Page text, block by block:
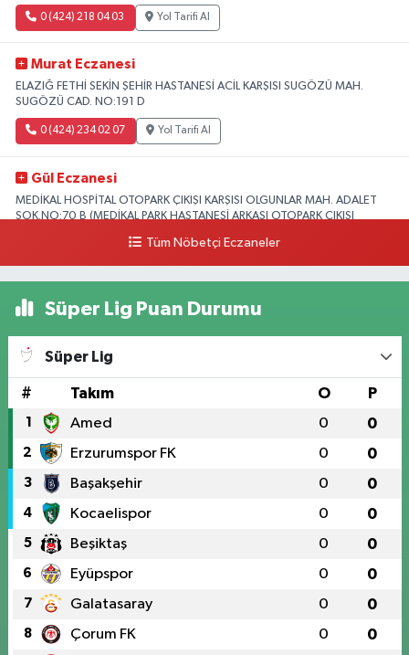
0 (424) 218 04 03 Yol Tarifi Al
Murat Eczanesi
ELAZIĞ FETHİ SEKİN ŞEHİR HASTANESİ ACİL KARŞISI SUGÖZÜ MAH.
SUGÖZÜ CAD. NO:191 D
0 (424) 234 02 07 Yol Tarifi Al
Gül Eczanesi
MEDİKAL HOSPİTAL OTOPARK ÇIKIŞI KARŞISI OLGUNLAR MAH. ADALET
SOK.NO:70 B (MEDİKAL PARK HASTANESİ ARKASI OTOPARK ÇIKIŞI
Yıldız Eczanesi
Üniversite Mah.Yunus Emre Bulvarı No:2 A
Tüm Nöbetçi Eczaneler
Süper Lig Puan Durumu
Süper Lig
# Takım O P
1 Amed 0 0
2 Erzurumspor FK 0 0
3 Başakşehir 0 0
4 Kocaelispor 0 0
5 Beşiktaş 0 0
6 Eyüpspor 0 0
7 Galatasaray 0 0
8 Çorum FK 0 0